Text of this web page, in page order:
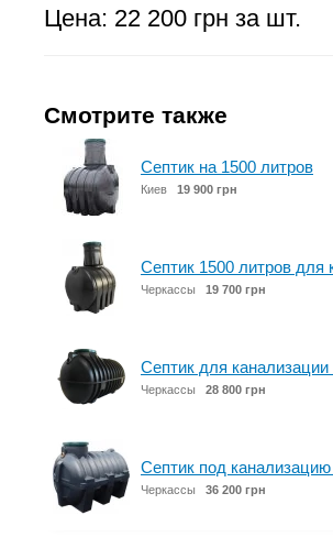
Цена: 22 200 грн за шт.
Смотрите также
Септик на 1500 литров
Киев 19 900 грн
Септик 1500 литров
Черкассы 19 700 грн
Септик для
Черкассы 28 800 грн
Септик под
Черкассы 36 200 грн